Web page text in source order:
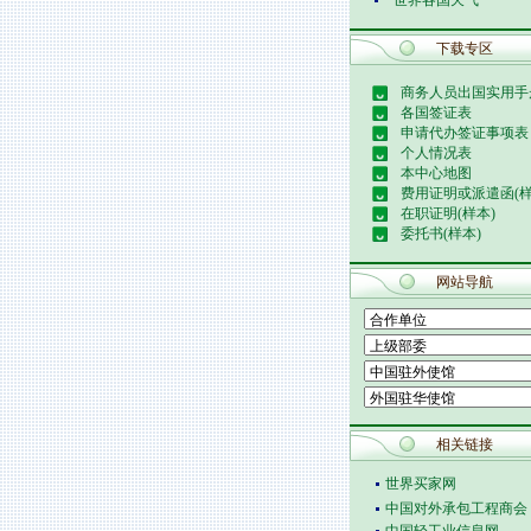
下载专区
商务人员出国实用
各国签证表
申请代办签证事项表
个人情况表
本中心地图
费用证明或派遣函(
在职证明(样本)
委托书(样本)
网站导航
相关链接
世界买家网
中国对外承包工程商会